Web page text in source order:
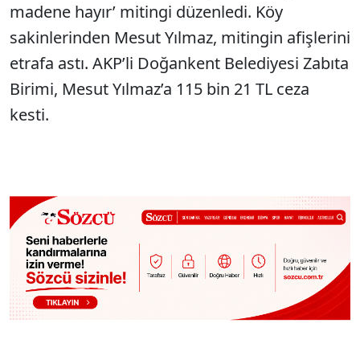
madene hayır’ mitingi düzenledi. Köy
sakinlerinden Mesut Yılmaz, mitingin afişlerini
etrafa astı. AKP’li Doğankent Belediyesi Zabıta
Birimi, Mesut Yılmaz’a 115 bin 21 TL ceza
kesti.